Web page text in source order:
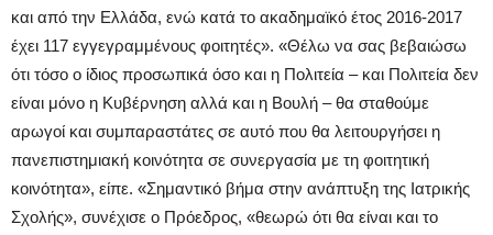
και από την Ελλάδα, ενώ κατά το ακαδημαϊκό έτος 2016-2017
έχει 117 εγγεγραμμένους φοιτητές». «Θέλω να σας βεβαιώσω
ότι τόσο ο ίδιος προσωπικά όσο και η Πολιτεία – και Πολιτεία δεν
είναι μόνο η Κυβέρνηση αλλά και η Βουλή – θα σταθούμε
αρωγοί και συμπαραστάτες σε αυτό που θα λειτουργήσει η
πανεπιστημιακή κοινότητα σε συνεργασία με τη φοιτητική
κοινότητα», είπε. «Σημαντικό βήμα στην ανάπτυξη της Ιατρικής
Σχολής», συνέχισε ο Πρόεδρος, «θεωρώ ότι θα είναι και το